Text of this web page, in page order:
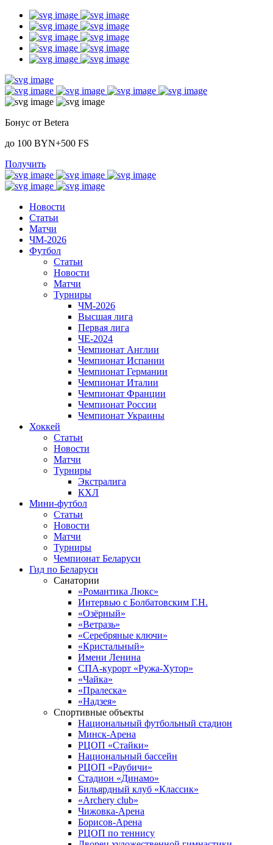
Бонус от Betera
до 100 BYN+500 FS
Получить
Новости
Статьи
Матчи
ЧМ-2026
Футбол
Статьи
Новости
Матчи
Турниры
ЧМ-2026
Высшая лига
Первая лига
ЧЕ-2024
Чемпионат Англии
Чемпионат Испании
Чемпионат Германии
Чемпионат Италии
Чемпионат Франции
Чемпионат России
Чемпионат Украины
Хоккей
Статьи
Новости
Матчи
Турниры
Экстралига
КХЛ
Мини-футбол
Статьи
Новости
Матчи
Турниры
Чемпионат Беларуси
Гид по Беларуси
Санатории
«Романтика Люкс»
Интервью с Болбатовским Г.Н.
«Озёрный»
«Ветразь»
«Серебряные ключи»
«Кристальный»
Имени Ленина
СПА-курорт «Ружа-Хутор»
«Чайка»
«Пралеска»
«Надзея»
Спортивные объекты
Национальный футбольный стадион
Минск-Арена
РЦОП «Стайки»
Национальный бассейн
РЦОП «Раубичи»
Стадион «Динамо»
Бильярдный клуб «Классик»
«Archery club»
Чижовка-Арена
Борисов-Арена
РЦОП по теннису